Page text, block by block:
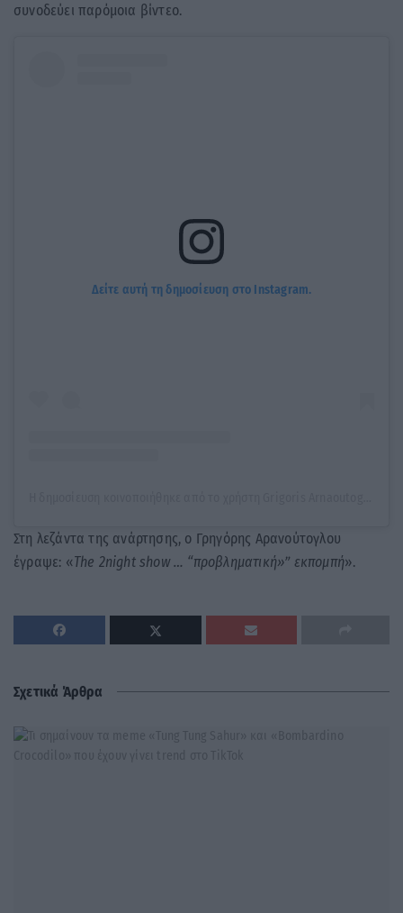
συνοδεύει παρόμοια βίντεο.
Δείτε αυτή τη δημοσίευση στο Instagram.
Στη λεζάντα της ανάρτησης, ο Γρηγόρης Αρανούτογλου
έγραψε: «The 2night show … “προβληματική»” εκπομπή».
Σχετικά Άρθρα